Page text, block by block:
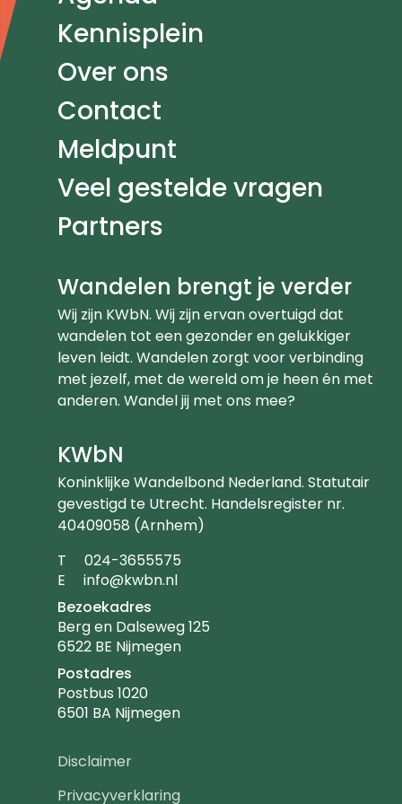
Kennisplein
Over ons
Contact
Meldpunt
Veel gestelde vragen
Partners
Wandelen brengt je verder
Wij zijn KWbN. Wij zijn ervan overtuigd dat
wandelen tot een gezonder en gelukkiger
leven leidt. Wandelen zorgt voor verbinding
met jezelf, met de wereld om je heen én met
anderen. Wandel jij met ons mee?
KWbN
Koninklijke Wandelbond Nederland. Statutair
gevestigd te Utrecht. Handelsregister nr.
40409058 (Arnhem)
T Telefoonnummer
024-3655575
E Emailadres
info@kwbn.nl
Bezoekadres
Berg en Dalseweg 125
6522 BE Nijmegen
Postadres
Postbus 1020
6501 BA Nijmegen
Footer
navigatie
Disclaimer
Privacyverklaring